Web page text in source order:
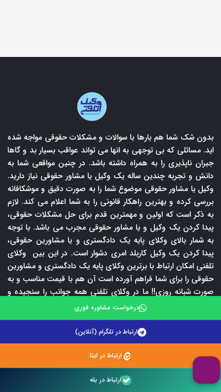
بدون شک شما هم بارها با سوالات و مشکلات حقوقی مواجه شده
اید. مسائلی که بی توجهی به انها می تواند عواقب بسیار بد و گاها
جبران ناپذیری را به همراه داشته باشد. در چنین مواقعی شما به
دانش و تجربه چندین ساله یک وکیل یا مشاور حقوقی نیاز دارید.
وکیل یا مشاور حقوقی موضوع شما را به صورت دقیق و موشکافانه
بررسی کرده و بهترین راهکار قانونی را به شما اعلام می کند. لازم
به ذکر است که اولین و مهمترین قدم برای حل مشکلات حقوقی،
پیدا کردن یک وکیل و یا مشاور حقوقی مجرب می باشد. با توجه
به شمار بالای وکلای پایه یک دادگستری و یا مشاورین حقوقی،
پیدا کردن یک وکیل کاربلد امری دشوار است. در این بین وکلای
تلفنی امکان ارتباط با برترین وکلای پایه یک دادگستری و مشاورین
حقوقی را برای شما فراهم آورده است آن هم با قیمت مناسب و به
صورت شبانه روزی!! ما در وکلای تلفنی همه جوانب را سنجیده و
در راستای ارائه بهترین خدمات حقوقی در ایران از هیچ تلاشی
مضایقه نکرده ایم. نتیجه این تلاش شبانه روزی، داشتن یک تیم
حقوقی قوی و ارائه خدمات حقوقی به بهترین شکل ممکن شده
است. خدمات حقوقی ارائه شده توسط تیم وکلای تلفنی بسیار
گسترده و متنوع می باشد و شما می توانید متناسب با شرایط و
نیاز حقوقی خود از این خدمات بهره مند شوید. به عنوان مثال شما
کارمند هستید و در ساعت اداری امکان دریافت مشاوره حقوقی با
درخواست مشاوره فوری
ارتباط در تلگرام (آنلاین)
ارتباط در ایتا
ارتباط در بله